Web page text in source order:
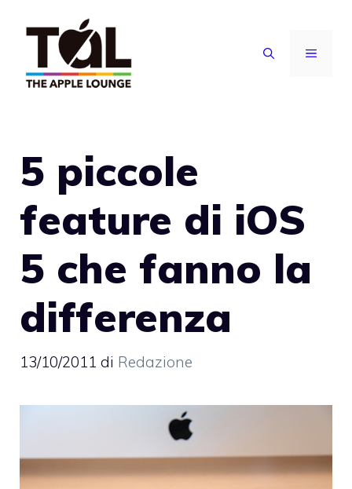
contenuto
MENU
5 piccole
feature di iOS
5 che fanno la
differenza
13/10/2011 di Redazione